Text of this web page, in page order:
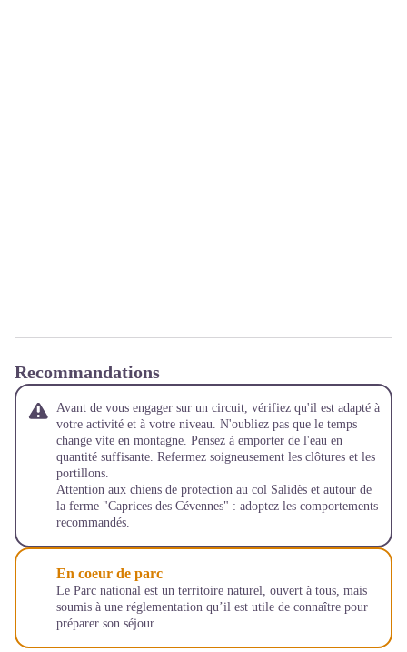
Recommandations
Avant de vous engager sur un circuit, vérifiez qu'il est adapté à
votre activité et à votre niveau. N'oubliez pas que le temps
change vite en montagne. Pensez à emporter de l'eau en
quantité suffisante. Refermez soigneusement les clôtures et les
portillons.
Attention aux chiens de protection au col Salidès et autour de
la ferme "Caprices des Cévennes" : adoptez les comportements
recommandés.
En coeur de parc
Le Parc national est un territoire naturel, ouvert à tous, mais
soumis à une réglementation qu’il est utile de connaître pour
préparer son séjour